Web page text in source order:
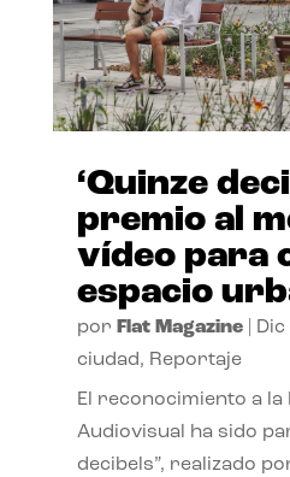
‘Quinze
premio al
vídeo para
espacio
por Flat Magazine|
ciudad, Reportaje
El reconocimiento a
Audiovisual ha sido
decibels”, realizado